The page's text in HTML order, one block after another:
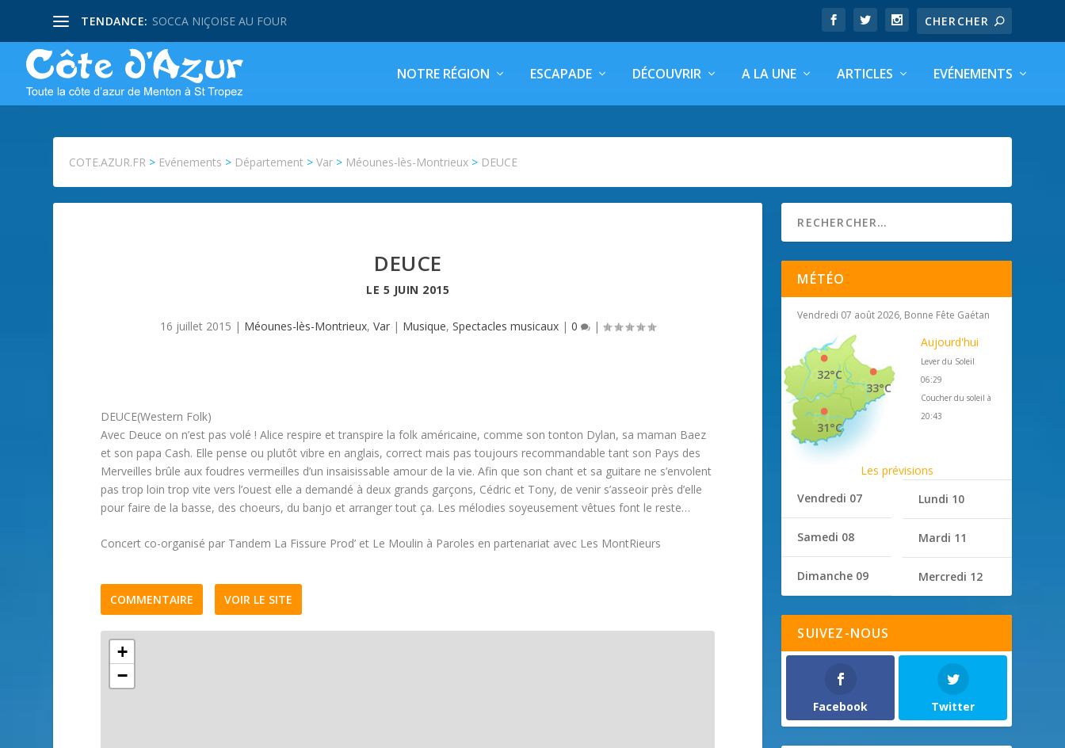
TENDANCE: SOCCA NIÇOISE AU FOUR
NOTRE RÉGION ESCAPADE DÉCOUVRIR A LA UNE ARTICLES EVÉNEMENTS
COTE.AZUR.FR > Evénements > Département >Var > Méounes-lès-Montrieux > DEUCE
DEUCE
LE 5 JUIN 2015
16 juillet 2015 | Méounes-lès-Montrieux,Var | Musique,Spectacles musicaux |0 |
DEUCE(Western Folk)
Avec Deuce on n’est pas volé ! Alice respire et transpire la folk américaine, comme son tonton Dylan, sa maman Baez
et son papa Cash. Elle pense ou plutôt vibre en anglais, correct mais pas toujours recommandable tant son Pays des
Merveilles brûle aux foudres vermeilles d’un insaisissable amour de la vie. Afin que son chant et sa guitare ne s’envolent
pas trop loin trop vite vers l’ouest elle a demandé à deux grands garçons, Cédric et Tony, de venir s’asseoir près d’elle
pour faire de la basse, des choeurs, du banjo et arranger tout ça. Les mélodies soyeusement vêtues font le reste…
Concert co-organisé par Tandem La Fissure Prod’ et Le Moulin à Paroles en partenariat avec Les MontRieurs
COMMENTAIRE VOIR LE SITE
+
−
MÉTÉO
Vendredi 07 août 2026, Bonne Fête Gaétan
33°C
32°C
31°C
Aujourd'hui
Lever du Soleil
06:29
Coucher du soleil à
20:43
Les prévisions
Vendredi 07
Samedi 08
Dimanche 09
Lundi 10
Mardi 11
Mercredi 12
SUIVEZ-NOUS
Facebook Twitter